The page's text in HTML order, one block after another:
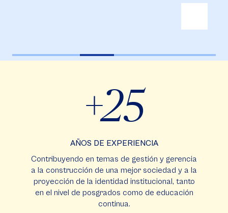
+25
AÑOS DE EXPERIENCIA
Contribuyendo en temas de gestión y gerencia
a la construcción de una mejor sociedad y a la
proyección de la identidad institucional, tanto
en el nivel de posgrados como de educación
continua.